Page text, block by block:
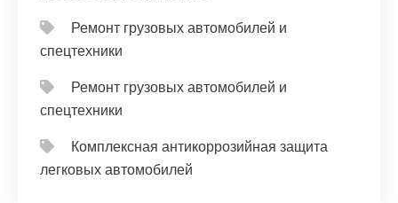
Ремонт грузовых автомобилей и
спецтехники
Ремонт грузовых автомобилей и
спецтехники
Комплексная антикоррозийная защита
легковых автомобилей